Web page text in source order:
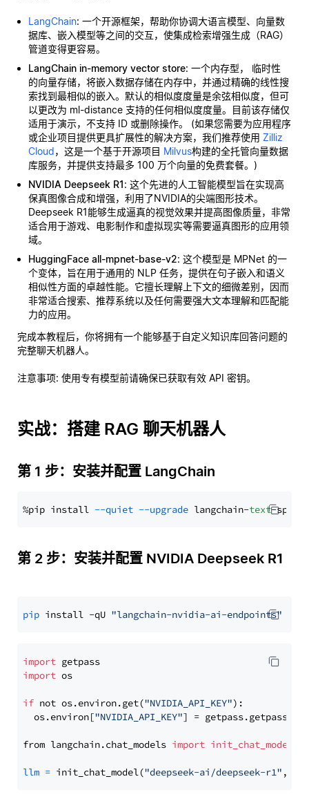
LangChain: 一个开源框架，帮助你协调大语言模型、向量数
据库、嵌入模型等之间的交互，使集成检索增强生成（RAG）
管道变得更容易。
LangChain in-memory vector store: 一个内存型， 临时性
的向量存储，将嵌入数据存储在内存中，并通过精确的线性搜
索找到最相似的嵌入。默认的相似度度量是余弦相似度，但可
以更改为 ml-distance 支持的任何相似度度量。目前该存储仅
适用于演示，不支持 ID 或删除操作。 (如果您需要为应用程序
或企业项目提供更具扩展性的解决方案，我们推荐使用 Zilliz
Cloud，这是一个基于开源项目 Milvus构建的全托管向量数据
库服务，并提供支持最多 100 万个向量的免费套餐。)
NVIDIA Deepseek R1: 这个先进的人工智能模型旨在实现高
保真图像合成和增强，利用了NVIDIA的尖端图形技术。
Deepseek R1能够生成逼真的视觉效果并提高图像质量，非常
适合用于游戏、电影制作和虚拟现实等需要逼真图形的应用领
域。
HuggingFace all-mpnet-base-v2: 这个模型是 MPNet 的一
个变体，旨在用于通用的 NLP 任务，提供在句子嵌入和语义
相似性方面的卓越性能。它擅长理解上下文的细微差别，因而
非常适合搜索、推荐系统以及任何需要强大文本理解和匹配能
力的应用。
完成本教程后，你将拥有一个能够基于自定义知识库回答问题的
完整聊天机器人。
注意事项: 使用专有模型前请确保已获取有效 API 密钥。
实战：搭建 RAG 聊天机器人
第 1 步：安装并配置 LangChain
%pip install --quiet --upgrade langchain-text
第 2 步：安装并配置 NVIDIA Deepseek R1
pip install -qU "langchain-nvidia-ai-endpoints"
import
import os
if not os.environ.get("NVIDIA_API_KEY"):
  os.environ[
"NVIDIA_API_KEY"] = getpass.getpass(
from langchain.chat_models import init_chat_model
llm = init_chat_model("deepseek-ai/deepseek-r1" ,